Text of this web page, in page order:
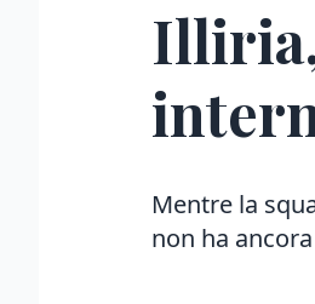
Illiria,
Mentre la
non ha